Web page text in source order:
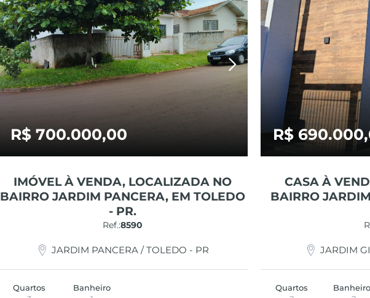
R$ 700.000,00
IMÓVEL À VENDA, LOCALIZADA NO
BAIRRO JARDIM PANCERA, EM TOLEDO
- PR.
Ref.:8590
JARDIM PANCERA / TOLEDO - PR
Quartos
Banheiro
R$
CASA À
BAIRRO
JARDIM
Quartos